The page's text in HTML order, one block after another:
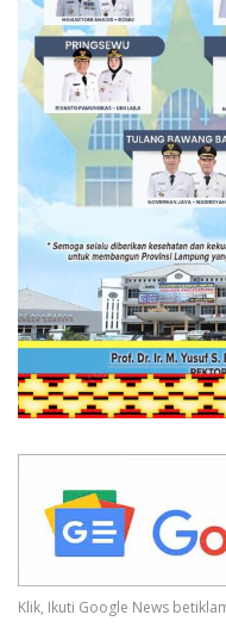
Klik, Ikuti Google News